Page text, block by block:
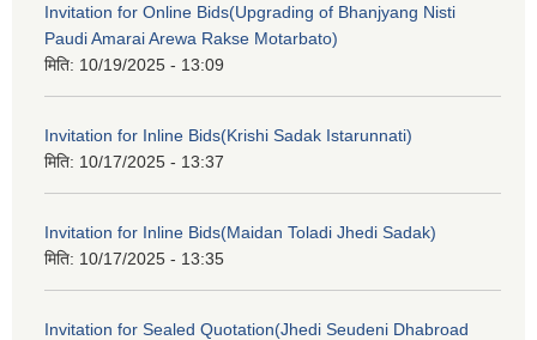
Invitation for Online Bids(Upgrading of Bhanjyang Nisti
Paudi Amarai Arewa Rakse Motarbato)
मिति: 10/19/2025 - 13:09
Invitation for Inline Bids(Krishi Sadak Istarunnati)
मिति: 10/17/2025 - 13:37
Invitation for Inline Bids(Maidan Toladi Jhedi Sadak)
मिति: 10/17/2025 - 13:35
Invitation for Sealed Quotation(Jhedi Seudeni Dhabroad